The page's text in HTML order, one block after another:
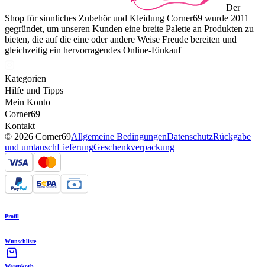
Der
Shop für sinnliches Zubehör und Kleidung Corner69 wurde 2011
gegründet, um unseren Kunden eine breite Palette an Produkten zu
bieten, die auf die eine oder andere Weise Freude bereiten und
gleichzeitig ein hervorragendes Online-Einkauf
Kategorien
Hilfe und Tipps
Mein Konto
Corner69
Kontakt
© 2026 Corner69Allgemeine BedingungenDatenschutzRückgabe
und umtauschLieferungGeschenkverpackung
Profil
Wunschliste